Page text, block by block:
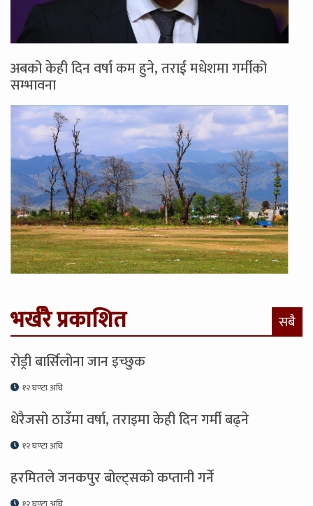
अबको केही दिन वर्षा कम हुने, तराई मधेशमा गर्मीको
सम्भावना
भर्खरै प्रकाशित सबै
रोड्री बार्सिलोना जान इच्छुक
१२ घण्टा अघि
धेरैजसो ठाउँमा वर्षा, तराइमा केही दिन गर्मी बढ्ने
१२ घण्टा अघि
हरमितले जनकपुर बोल्ट्सको कप्तानी गर्ने